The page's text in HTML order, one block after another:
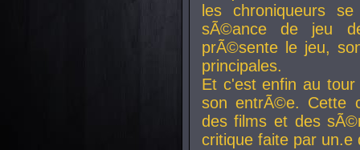
les chroniqueurs
sÃ©ance de jeu
prÃ©sente le jeu,
principales.
Et c'est enfin au
son entrÃ©e. Cette
des films et des
critique faite par